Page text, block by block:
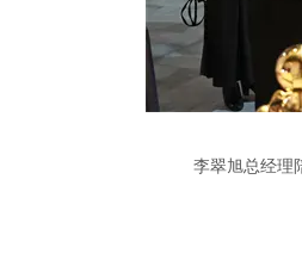
李翠旭总经理